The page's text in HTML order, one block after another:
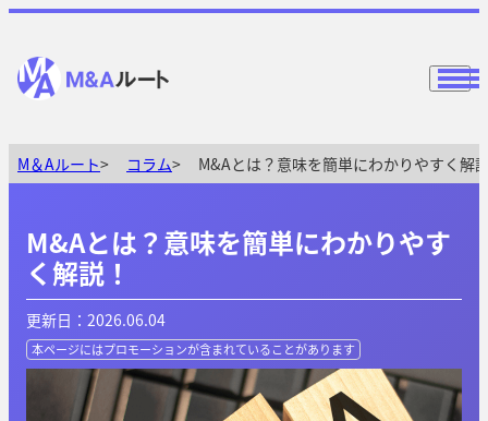
M＆Aルート コラム M&Aとは？意味を簡単にわかりやすく解
M&Aとは？意味を簡単にわかりやす
く解説！
更新日：2026.06.04
本ページにはプロモーションが含まれていることがあります